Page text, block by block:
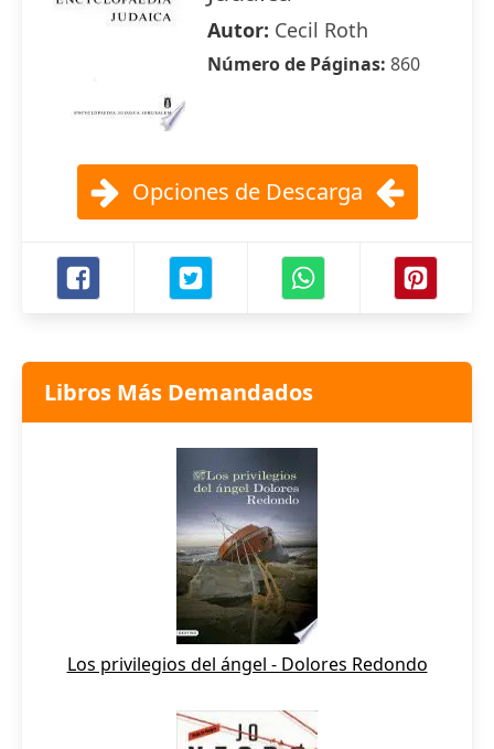
Autor: Cecil Roth
Número de Páginas: 860
Opciones de Descarga
Libros Más Demandados
Los privilegios del ángel - Dolores Redondo